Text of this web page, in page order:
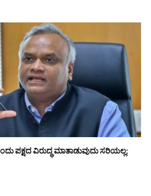
ಪಕ್ಷದ ವಿರುದ್ಧ ಮಾತಾಡುವುದು ಸರಿಯಲ್ಲ: